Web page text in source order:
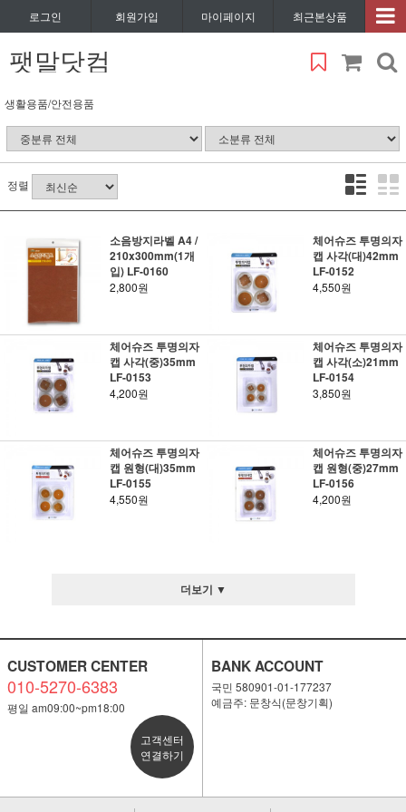
로그인 회원가입 마이페이지 최근본상품
팻말닷컴
생활용품/안전용품
정렬
소음방지라벨 A4 /
210x300mm(1개
입) LF-0160
2,800원
체어슈즈 투명의자
캡 사각(대)42mm
LF-0152
4,550원
체어슈즈 투명의자
캡 사각(중)35mm
LF-0153
4,200원
체어슈즈 투명의자
캡 사각(소)21mm
LF-0154
3,850원
체어슈즈 투명의자
캡 원형(대)35mm
LF-0155
4,550원
체어슈즈 투명의자
캡 원형(중)27mm
LF-0156
4,200원
더보기 ▼
CUSTOMER CENTER
010-5270-6383
평일 am09:00~pm18:00
고객센터
연결하기
BANK ACCOUNT
국민 580901-01-177237
예금주: 문창식(문창기획)